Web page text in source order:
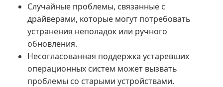
Случайные проблемы, связанные с
драйверами, которые могут потребовать
устранения неполадок или ручного
обновления.
Несогласованная поддержка устаревших
операционных систем может вызвать
проблемы со старыми устройствами.